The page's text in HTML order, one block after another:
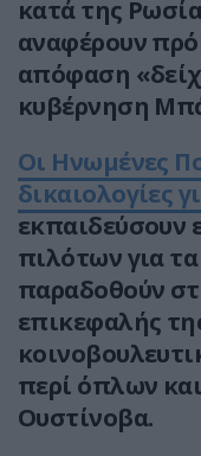
κατά της
αναφέρουν
απόφαση
κυβέρνηση
Οι Ηνωμένες
δικαιολογίες
εκπαιδεύσουν
πιλότων για
παραδοθούν
επικεφαλής
περί όπλων
Ουστίνοβα.